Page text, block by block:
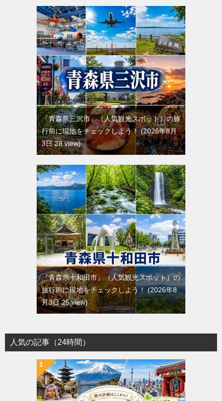
『青森県三沢市』（人気観光スポット）の旅
行前に現地をチェックしよう！ 2026年8月
3日 28 view
『青森県十和田市』（人気観光スポット）の
旅行前に現地をチェックしよう！ 2026年8
月3日 25 view
人気の記事（24時間）